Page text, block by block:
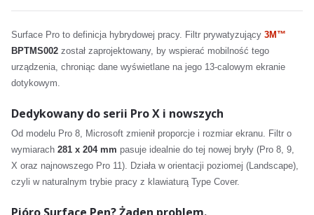
Surface Pro to definicja hybrydowej pracy. Filtr prywatyzujący 3M™
BPTMS002 został zaprojektowany, by wspierać mobilność tego
urządzenia, chroniąc dane wyświetlane na jego 13-calowym ekranie
dotykowym.
Dedykowany do serii Pro X i nowszych
Od modelu Pro 8, Microsoft zmienił proporcje i rozmiar ekranu. Filtr o
wymiarach 281 x 204 mm pasuje idealnie do tej nowej bryły (Pro 8, 9,
X oraz najnowszego Pro 11). Działa w orientacji poziomej (Landscape),
czyli w naturalnym trybie pracy z klawiaturą Type Cover.